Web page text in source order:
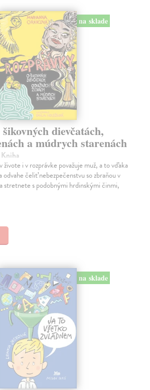
na sklade
dievčatách,
a múdrych starenách
Kniha
živote i v rozprávke považuje muž, a to vďaka
čeliť nebezpečenstvu so zbraňou v
stretnete s podobnými hrdinskými činmi,
na sklade